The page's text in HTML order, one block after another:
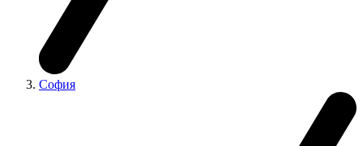
София